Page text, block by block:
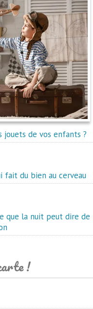
jouets de vos enfants ?
fait du bien au cerveau
que la nuit peut dire de
!